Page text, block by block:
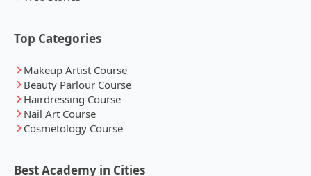
Top Categories
Makeup Artist Course
Beauty Parlour Course
Hairdressing Course
Nail Art Course
Cosmetology Course
Best Academy in Cities